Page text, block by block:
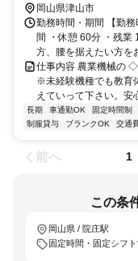
岡山県津山市
勤務時間・期間 【勤
間 ・休憩 60分 ・残業
方、腰を据えたい方を
仕事内容 農業機械の
※未経験機種でも教育
えていって下さい。安
長期 車通勤OK 固定時間制
制服貸与
ブランクOK 交通
前へ 1
この条
岡山県 / 院庄駅
固定時間・固定シフト